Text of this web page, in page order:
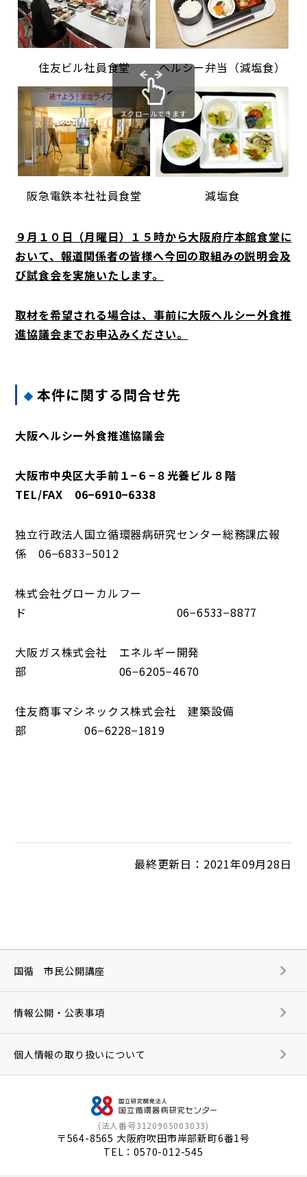
住友ビル社員食堂 ヘルシー弁当（減塩食）
阪急電鉄本社社員食堂 減塩食
スクロールできます
９月１０日（月曜日）１５時から大阪府庁本館食堂に
おいて、報道関係者の皆様へ今回の取組みの説明会及
び試食会を実施いたします。
取材を希望される場合は、事前に大阪ヘルシー外食推
進協議会までお申込みください。
本件に関する問合せ先
大阪ヘルシー外食推進協議会
大阪市中央区大手前１−６−８光養ビル８階
TEL/FAX 06−6910−6338
独立行政法人国立循環器病研究センター総務課広報
係 06−6833−5012
株式会社グローカルフー
ド 06−6533−8877
大阪ガス株式会社 エネルギー開発
部 06−6205−4670
住友商事マシネックス株式会社 建築設備
部 06−6228−1819
最終更新日：2021年09月28日
(法人番号3120905003033)
〒564-8565 大阪府吹田市岸部新町6番1号
TEL：0570-012-545
国循 市民公開講座
情報公開・公表事項
個人情報の取り扱いについて